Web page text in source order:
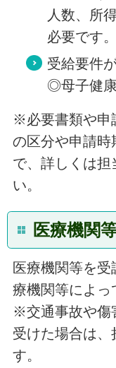
人数、所
必要です。
受給要件
◎母子健
※必要書類や申
の区分や申請時
で、詳しくは担
い。
医療機関
医療機関等を
療機関等によっ
※交通事故や傷
受けた場合は、
す。